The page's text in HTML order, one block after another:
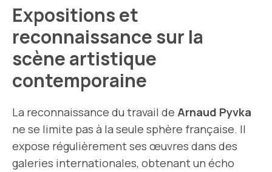
Expositions et
reconnaissance sur la
scène artistique
contemporaine
La reconnaissance du travail de Arnaud Pyvka
ne se limite pas à la seule sphère française. Il
expose régulièrement ses œuvres dans des
galeries internationales, obtenant un écho